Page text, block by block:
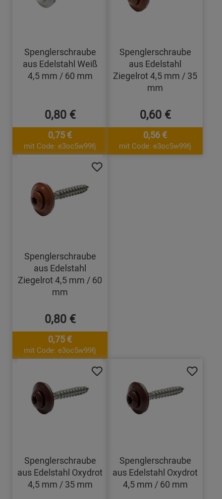
Spenglerschraube
aus Edelstahl Weiß
4,5 mm / 60 mm
0,80 €
0,75 €
mit Code: e3oc5w99fj
Spenglerschraube
aus Edelstahl
Ziegelrot 4,5 mm / 35
mm
0,60 €
0,56 €
mit Code: e3oc5w99fj
Spenglerschraube
aus Edelstahl
Ziegelrot 4,5 mm / 60
mm
0,80 €
0,75 €
mit Code: e3oc5w99fj
Spenglerschraube
aus Edelstahl Oxydrot
4,5 mm / 35 mm
Spenglerschraube
aus Edelstahl Oxydrot
4,5 mm / 60 mm